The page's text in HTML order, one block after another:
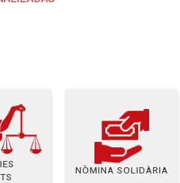
NÒMINA SOLIDÀRIA